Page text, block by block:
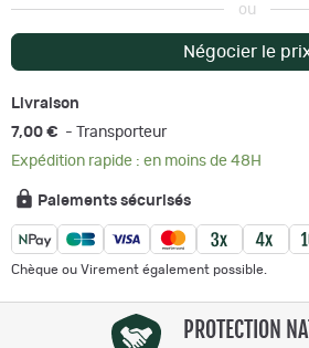
ou
Négocier le
Livraison
7,00 € - Transporteur
Expédition rapide : en moins de 48H
Paiements sécurisés
Chèque ou Virement également possible.
PROTECTION